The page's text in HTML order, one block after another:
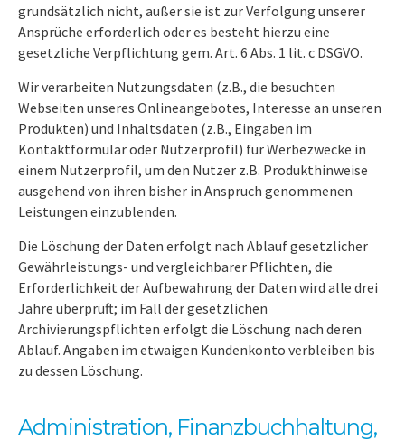
grundsätzlich nicht, außer sie ist zur Verfolgung unserer
Ansprüche erforderlich oder es besteht hierzu eine
gesetzliche Verpflichtung gem. Art. 6 Abs. 1 lit. c DSGVO.
Wir verarbeiten Nutzungsdaten (z.B., die besuchten
Webseiten unseres Onlineangebotes, Interesse an unseren
Produkten) und Inhaltsdaten (z.B., Eingaben im
Kontaktformular oder Nutzerprofil) für Werbezwecke in
einem Nutzerprofil, um den Nutzer z.B. Produkthinweise
ausgehend von ihren bisher in Anspruch genommenen
Leistungen einzublenden.
Die Löschung der Daten erfolgt nach Ablauf gesetzlicher
Gewährleistungs- und vergleichbarer Pflichten, die
Erforderlichkeit der Aufbewahrung der Daten wird alle drei
Jahre überprüft; im Fall der gesetzlichen
Archivierungspflichten erfolgt die Löschung nach deren
Ablauf. Angaben im etwaigen Kundenkonto verbleiben bis
zu dessen Löschung.
Administration, Finanzbuchhaltung,